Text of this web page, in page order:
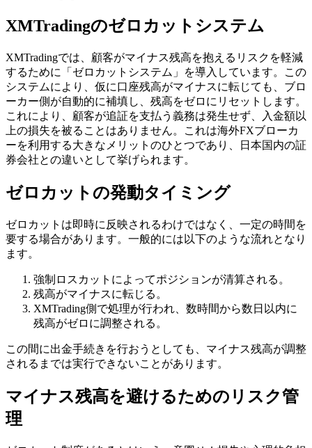
XMTradingのゼロカットシステム
XMTradingでは、顧客がマイナス残高を抱えるリスクを軽減
するために「ゼロカットシステム」を導入しています。この
システムにより、仮に口座残高がマイナスに転じても、ブロ
ーカー側が自動的に補填し、残高をゼロにリセットします。
これにより、顧客が追証を支払う義務は発生せず、入金額以
上の損失を被ることはありません。これは海外FXブローカ
ーを利用する大きなメリットのひとつであり、日本国内の証
券会社との違いとして挙げられます。
ゼロカットの発動タイミング
ゼロカットは即時に反映されるわけではなく、一定の時間を
要する場合があります。一般的には以下のような流れとなり
ます。
強制ロスカットによってポジションが清算される。
残高がマイナスに転じる。
XMTrading側で処理が行われ、数時間から数日以内に
残高がゼロに調整される。
この間に出金手続きを行おうとしても、マイナス残高が調整
されるまでは実行できないことがあります。
マイナス残高を避けるためのリスク管
理